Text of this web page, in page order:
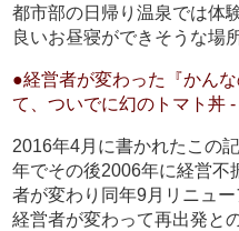
都市部の日帰り温泉では体
良いお昼寝ができそうな場
●経営者が変わった『かん
て、ついでに幻のトマト丼
2016年4月に書かれたこの
年でその後2006年に経営不
者が変わり同年9月リニュ
経営者が変わって再出発と